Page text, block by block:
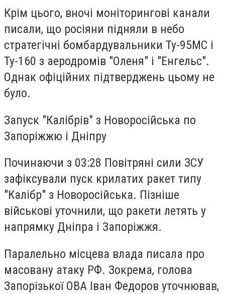
Крім цього, вночі моніторингові канали
писали, що росіяни підняли в небо
стратегічні бомбардувальники Ту-95МС і
Ту-160 з аеродромів "Оленя" і "Енгельс".
Однак офіційних підтверджень цьому не
було.
Запуск "Калібрів" з Новоросійська по
Запоріжжю і Дніпру
Починаючи з 03:28 Повітряні сили ЗСУ
зафіксували пуск крилатих ракет типу
"Калібр" з Новоросійська. Пізніше
військові уточнили, що ракети летять у
напрямку Дніпра і Запоріжжя.
Паралельно місцева влада писала про
масовану атаку РФ. Зокрема, голова
Запорізької ОВА Іван Федоров уточнював,